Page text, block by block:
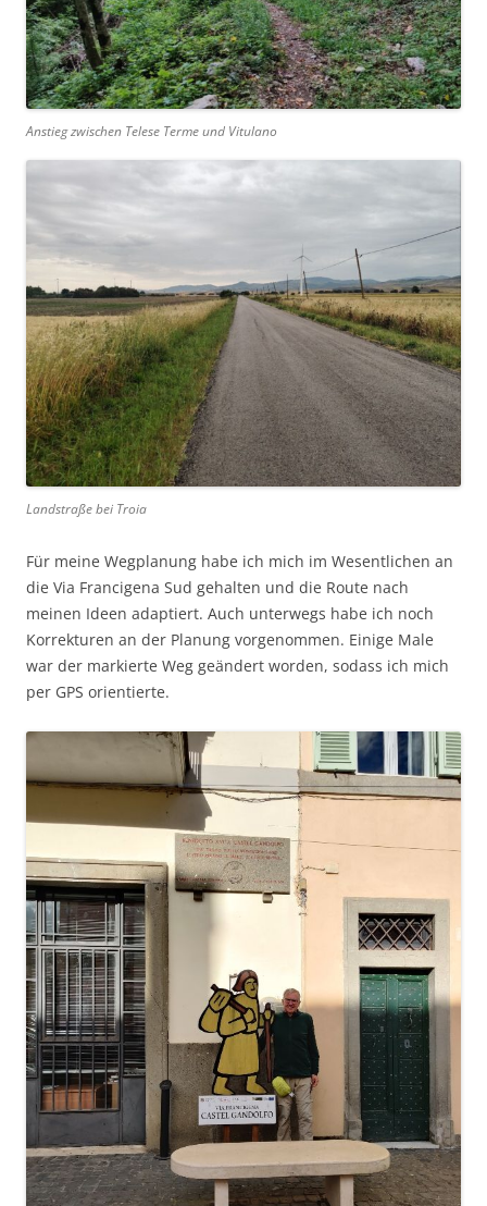
Anstieg zwischen Telese Terme und Vitulano
Landstraße bei Troia
Für meine Wegplanung habe ich mich im Wesentlichen an
die Via Francigena Sud gehalten und die Route nach
meinen Ideen adaptiert. Auch unterwegs habe ich noch
Korrekturen an der Planung vorgenommen. Einige Male
war der markierte Weg geändert worden, sodass ich mich
per GPS orientierte.